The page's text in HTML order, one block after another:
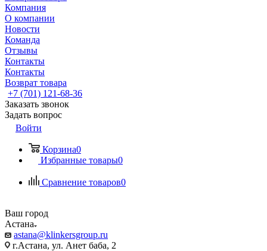
Компания
О компании
Новости
Команда
Отзывы
Контакты
Контакты
Возврат товара
+7 (701) 121-68-36
Заказать звонок
Задать вопрос
Войти
Корзина0
Избранные товары0
Сравнение товаров0
Ваш город
Астана
astana@klinkersgroup.ru
г.Астана, ул. Анет баба, 2